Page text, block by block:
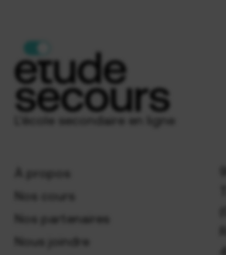
L’école secondaire en ligne
Nos partenaires
Nous joindre